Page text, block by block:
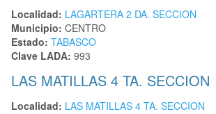
Localidad: LAGARTERA 2 DA. SECCION
Municipio: CENTRO
Estado: TABASCO
Clave LADA: 993
LAS MATILLAS 4 TA. SECCION
Localidad: LAS MATILLAS 4 TA. SECCION